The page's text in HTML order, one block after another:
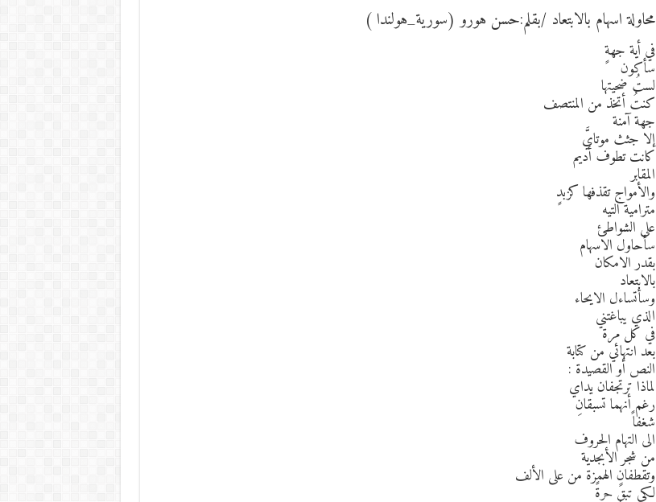
محاولة اسهام بالابتعاد /بقلم:حسن هورو (سورية_هولندا )
في أية جهةٍ
سأكون
لستُ ضحيتها
كنتُ أتخذ من المنتصف
جهة آمنة
إلا جثث موتايَّ
كانت تطوف أديم
المقابر
والأمواج تقذفها كزبدٍ
مترامية التيه
على الشواطئ
سأحاول الاسهام
بقدر الامكان
بالابتعاد
وسأتساءل الايحاء
الذي يباغتني
في كل مرة
بعد انتهائي من كتابة
النص أو القصيدة :
لماذا ترتجفان يداي
رغم أنهما تسبقانِ
شغفاً
الى التهام الحروف
من شجر الأبجدية
وتقطفانِ الهمزة من على الألف
لكي تبقَ حرةً